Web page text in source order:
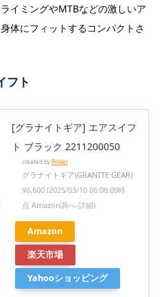
イミングやMTBなどの激しいア
体にフィットするコンパクトさ
フト
[グラナイトギア] エアスイフ
ト ブラック 2211200050
created byRinker
グラナイトギア(GRANITE GEAR)
¥6,600 (2025/03/10 06:08:09時
点 Amazon調べ-詳細)
Amazon
楽天市場
Yahooショッピング